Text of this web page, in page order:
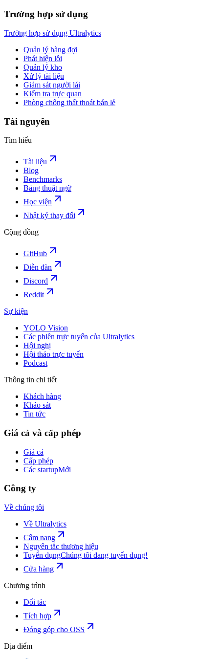
Trường hợp sử dụng
Trường hợp sử dụng Ultralytics
Quản lý hàng đợi
Phát hiện lỗi
Quản lý kho
Xử lý tài liệu
Giám sát người lái
Kiểm tra trực quan
Phòng chống thất thoát bán lẻ
Tài nguyên
Tìm hiểu
Tài liệu
Blog
Benchmarks
Bảng thuật ngữ
Học viện
Nhật ký thay đổi
Cộng đồng
GitHub
Diễn đàn
Discord
Reddit
Sự kiện
YOLO Vision
Các phiên trực tuyến của Ultralytics
Hội nghị
Hội thảo trực tuyến
Podcast
Thông tin chi tiết
Khách hàng
Khảo sát
Tin tức
Giá cả và cấp phép
Giá cả
Cấp phép
Các startupMới
Công ty
Về chúng tôi
Về Ultralytics
Cẩm nang
Nguyên tắc thương hiệu
Tuyển dụngChúng tôi đang tuyển dụng!
Cửa hàng
Chương trình
Đối tác
Tích hợp
Đóng góp cho OSS
Địa điểm